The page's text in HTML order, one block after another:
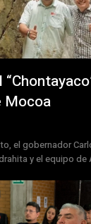
Mocoa
el gobernador
y el equipo